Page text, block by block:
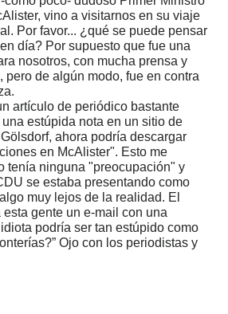
vino a visitarnos en su viaje
Por favor... ¿qué se puede pensar
día? Por supuesto que fue una
nosotros, con mucha prensa y
pero de algún modo, fue en contra
artículo de periódico bastante
estúpida nota en un sitio de
ahora podría descargar
en McAlister". Esto me
tenía ninguna "preocupación" y
se estaba presentando como
muy lejos de la realidad. El
gente un e-mail con una
podría ser tan estúpido como
Ojo con los periodistas y